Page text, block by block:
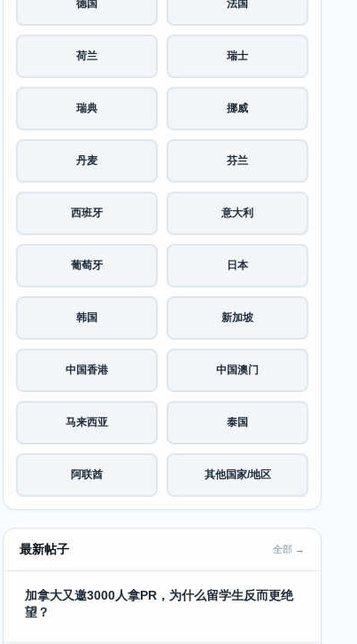
德国 法国
荷兰 瑞士
瑞典 挪威
丹麦 芬兰
西班牙 意大利
葡萄牙 日本
韩国 新加坡
中国香港 中国澳门
马来西亚 泰国
阿联酋 其他国家/地区
最新帖子 全部 →
加拿大又邀3000人拿PR，为什么留学生反而更绝
望？